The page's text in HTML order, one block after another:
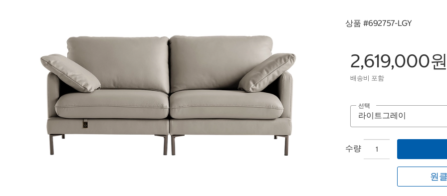
상품 #692757-LGY
2,619,000원
배송비 포함
선택
수량
원